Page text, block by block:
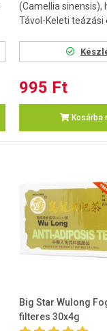
(Camellia sinensis),
Távol-Keleti teázási
995 Ft
Kosárba
Big Star Wulong
filteres 30x4g